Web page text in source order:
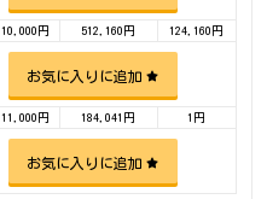
10,000円 512,160円 124,160円
お気に入りに追加
11,000円 184,041円 1円
お気に入りに追加